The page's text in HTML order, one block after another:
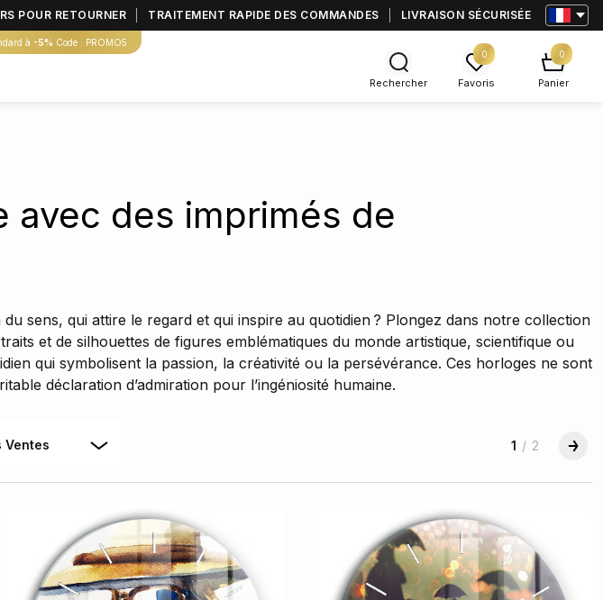
POUR RETOURNER TRAITEMENT RAPIDE DES COMMANDES LIVRAISON SÉCURISÉE
à -5% Code : PROMO5
Rechercher
0
Favoris
0
Panier
avec des imprimés de
sens, qui attire le regard et qui inspire au quotidien ? Plongez dans notre collection
et de silhouettes de figures emblématiques du monde artistique, scientifique ou
qui symbolisent la passion, la créativité ou la persévérance. Ces horloges ne sont
déclaration d’admiration pour l’ingéniosité humaine.
Ventes 1 / 2